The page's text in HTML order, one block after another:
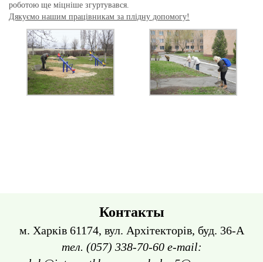
роботою ще міцніше згуртувався.
Дякуємо нашим працівникам за плідну допомогу!
Контакты
м. Харків 61174, вул. Архітекторів, буд. 36-А
тел. (057) 338-70-60 e-mail: